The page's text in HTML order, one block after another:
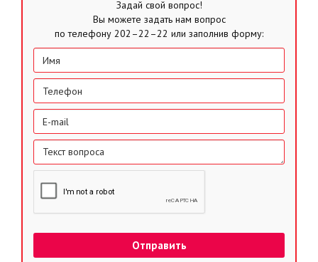
Задай свой вопрос!
Вы можете задать нам вопрос
по телефону 202–22–22 или заполнив форму: